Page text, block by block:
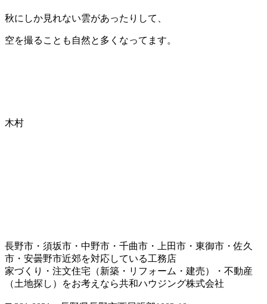
秋にしか見れない雲があったりして、
空を撮ることも自然と多くなってます。
木村
長野市・須坂市・中野市・千曲市・上田市・東御市・佐久
市・安曇野市近郊を対応している工務店
家づくり・注文住宅（新築・リフォーム・建売）・不動産
（土地探し）をお考えなら共和ハウジング株式会社